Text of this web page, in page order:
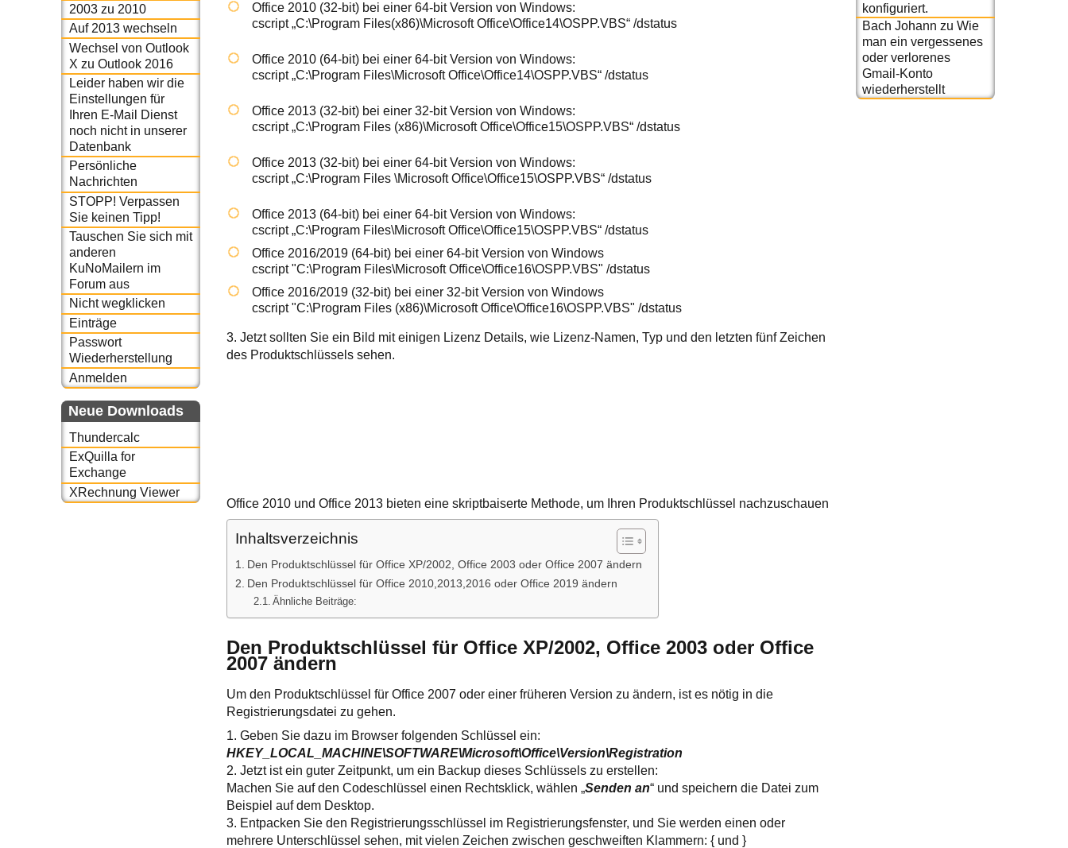
2003 zu 2010
Auf 2013 wechseln
Wechsel von Outlook
X zu Outlook 2016
Leider haben wir die
Einstellungen für
Ihren E-Mail Dienst
noch nicht in unserer
Datenbank
Persönliche
Nachrichten
STOPP! Verpassen
Sie keinen Tipp!
Tauschen Sie sich mit
anderen
KuNoMailern im
Forum aus
Nicht wegklicken
Einträge
Passwort
Wiederherstellung
Anmelden
Neue Downloads
Thundercalc
ExQuilla for
Exchange
XRechnung Viewer
Office 2010 (32-bit) bei einer 64-bit Version von Windows:
cscript „C:\Program Files(x86)\Microsoft Office\Office14\OSPP.VBS“ /dstatus
Office 2010 (64-bit) bei einer 64-bit Version von Windows:
cscript „C:\Program Files\Microsoft Office\Office14\OSPP.VBS“ /dstatus
Office 2013 (32-bit) bei einer 32-bit Version von Windows:
cscript „C:\Program Files (x86)\Microsoft Office\Office15\OSPP.VBS“ /dstatus
Office 2013 (32-bit) bei einer 64-bit Version von Windows:
cscript „C:\Program Files \Microsoft Office\Office15\OSPP.VBS“ /dstatus
Office 2013 (64-bit) bei einer 64-bit Version von Windows:
cscript „C:\Program Files\Microsoft Office\Office15\OSPP.VBS“ /dstatus
Office 2016/2019 (64-bit) bei einer 64-bit Version von Windows
cscript "C:\Program Files\Microsoft Office\Office16\OSPP.VBS" /dstatus
Office 2016/2019 (32-bit) bei einer 32-bit Version von Windows
cscript "C:\Program Files (x86)\Microsoft Office\Office16\OSPP.VBS" /dstatus
3. Jetzt sollten Sie ein Bild mit einigen Lizenz Details, wie Lizenz-Namen, Typ und den letzten fünf Zeichen
des Produktschlüssels sehen.
Office 2010 und Office 2013 bieten eine skriptbaiserte Methode, um Ihren Produktschlüssel nachzuschauen
Inhaltsverzeichnis
Den Produktschlüssel für Office XP/2002, Office 2003 oder Office 2007 ändern
Den Produktschlüssel für Office 2010,2013,2016 oder Office 2019 ändern
Ähnliche Beiträge:
Den Produktschlüssel für Office XP/2002, Office 2003 oder Office
2007 ändern
Um den Produktschlüssel für Office 2007 oder einer früheren Version zu ändern, ist es nötig in die
Registrierungsdatei zu gehen.
1. Geben Sie dazu im Browser folgenden Schlüssel ein:
HKEY_LOCAL_MACHINE\SOFTWARE\Microsoft\Office\Version\Registration
2. Jetzt ist ein guter Zeitpunkt, um ein Backup dieses Schlüssels zu erstellen:
Machen Sie auf den Codeschlüssel einen Rechtsklick, wählen „Senden an“ und speichern die Datei zum
Beispiel auf dem Desktop.
3. Entpacken Sie den Registrierungsschlüssel im Registrierungsfenster, und Sie werden einen oder
mehrere Unterschlüssel sehen, mit vielen Zeichen zwischen geschweiften Klammern: { und }
konfiguriert.
Bach Johann zu Wie
man ein vergessenes
oder verlorenes
Gmail-Konto
wiederherstellt